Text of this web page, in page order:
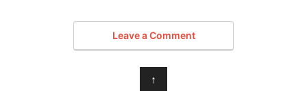
Leave a Comment
↑